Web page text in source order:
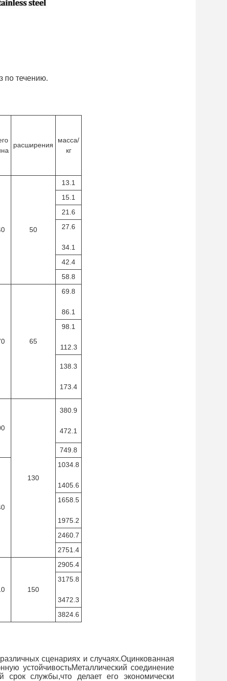
по течению.
расширения
масса/
кг
50
13.1
15.1
21.6
27.6
34.1
42.4
58.8
65
69.8
86.1
98.1
112.3
138.3
173.4
130
380.9
472.1
749.8
1034.8
1405.6
1658.5
1975.2
2460.7
2751.4
150
2905.4
3175.8
3472.3
3824.6
сценариях и случаях.Оцинкованная
устойчивостьМеталлический соединение
срок службы,что делает его экономически